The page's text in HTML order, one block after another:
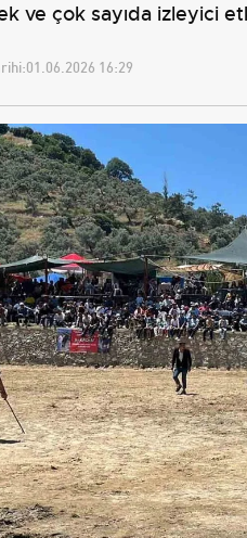
ve çok sayıda izleyici
01.06.2026 16:29